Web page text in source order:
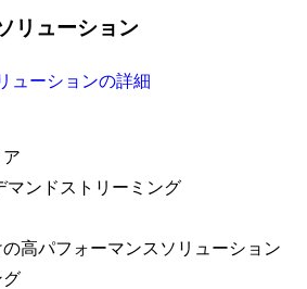
リューション
ューションの詳細
マンドストリーミング
高パフォーマンスソリューション
グ